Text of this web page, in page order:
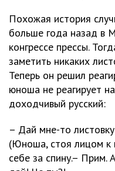
Похожая история
больше года назад в
конгрессе прессы.
заметить никаких
Теперь он решил
юноша не реагирует
доходчивый русский:
– Дай мне-то
(Юноша, стоя лицом к
себе за спину.– Прим.